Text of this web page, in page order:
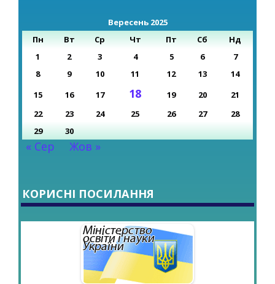
Вересень 2025
Пн
Вт Ср Чт Пт Сб
Нд
1
2 3 4 5 6
7
8
9 10 11 12 13
14
15
16 17 18 19 20
21
22
23 24 25 26 27
28
29
30
« Сер Жов »
КОРИСНІ ПОСИЛАННЯ